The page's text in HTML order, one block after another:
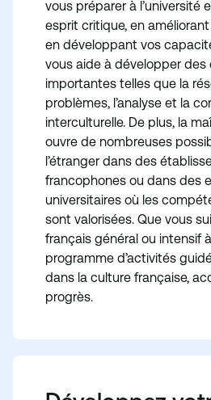
vous préparer à l’université
esprit critique, en
en développant vos
vous aide à développer
importantes telles que la
problèmes, l’analyse et la
interculturelle. De plus, la
ouvre de nombreuses
l’étranger dans des
francophones ou dans des
universitaires où les
sont valorisées. Que vous
français général ou intensif
programme d’activités
dans la culture française,
progrès.